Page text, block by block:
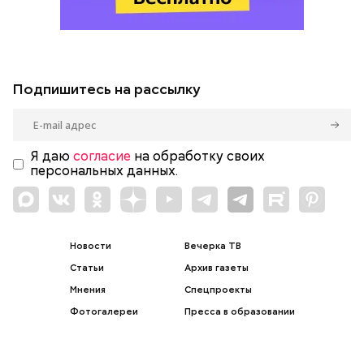
Подпишитесь на рассылку
Я даю согласие на обработку своих
персональных данных.
Новости
Статьи
Мнения
Фотогалереи
Вечерка ТВ
Архив газеты
Спецпроекты
Пресса в образовании